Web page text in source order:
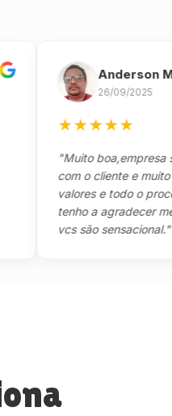
Anderson
26/09/2025
★★★
"Muito boa,empresa séria
com o cliente e muito
valores e todo o processo
tenho a agradecer
vcs são sensacional."